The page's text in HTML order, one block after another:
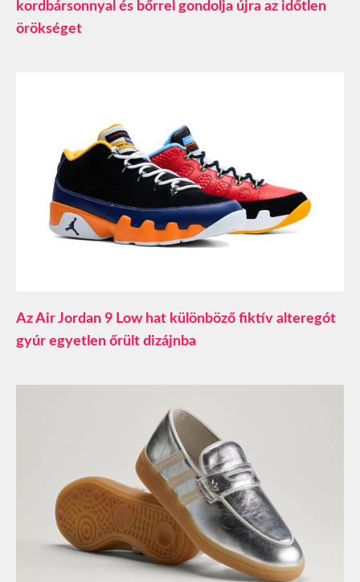
kordbársonnyal és bőrrel gondolja újra az időtlen
örökséget
Az Air Jordan 9 Low hat különböző fiktív alteregót
gyúr egyetlen őrült dizájnba